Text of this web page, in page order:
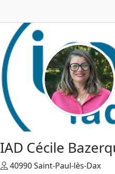
IAD Cécile
40990 Saint-Paul-lès-Dax